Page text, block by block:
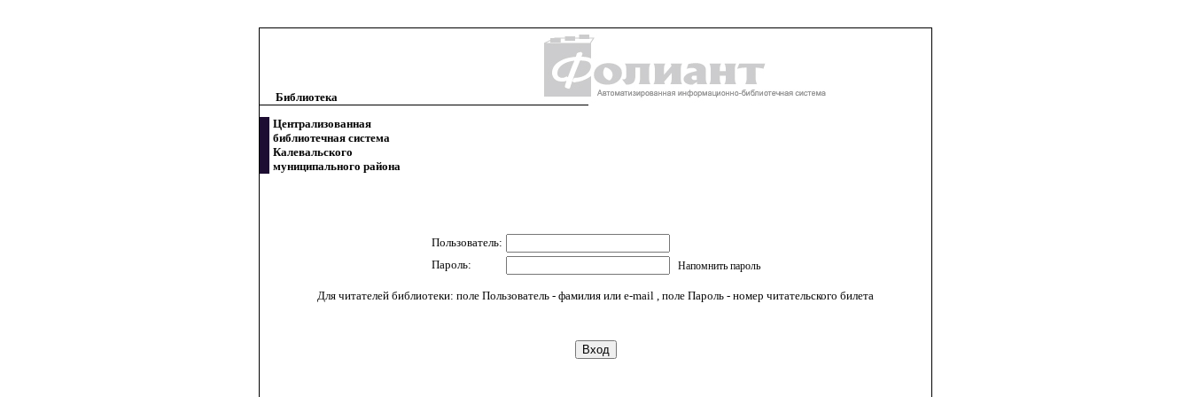
Библиотека
Централизованная
библиотечная система
Калевальского
муниципального района
Пользователь:
Пароль:
Напомнить пароль
Для читателей библиотеки: поле Пользователь - фамилия или e-mail , поле Пароль - номер читательского билета